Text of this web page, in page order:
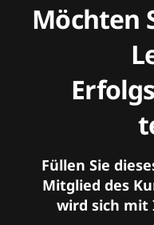
Möchten
Füllen Sie
Mitglied des
wird sich mit